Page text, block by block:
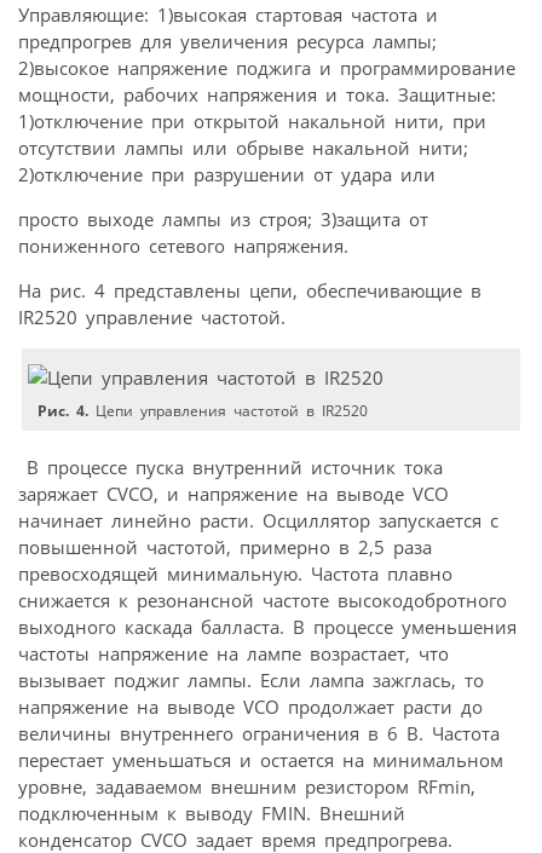
Управляющие: 1)высокая стартовая частота и
предпрогрев для увеличения ресурса лампы;
2)высокое напряжение поджига и программирование
мощности, рабочих напряжения и тока. Защитные:
1)отключение при открытой накальной нити, при
отсутствии лампы или обрыве накальной нити;
2)отключение при разрушении от удара или
просто выходе лампы из строя; 3)защита от
пониженного сетевого напряжения.
На рис. 4 представлены цепи, обеспечивающие в
IR2520 управление частотой.
Рис. 4. Цепи управления частотой в IR2520
В процессе пуска внутренний источник тока
заряжает CVCO, и напряжение на выводе VCO
начинает линейно расти. Осциллятор запускается с
повышенной частотой, примерно в 2,5 раза
превосходящей минимальную. Частота плавно
снижается к резонансной частоте высокодобротного
выходного каскада балласта. В процессе уменьшения
частоты напряжение на лампе возрастает, что
вызывает поджиг лампы. Если лампа зажглась, то
напряжение на выводе VCO продолжает расти до
величины внутреннего ограничения в 6 В. Частота
перестает уменьшаться и остается на минимальном
уровне, задаваемом внешним резистором RFmin,
подключенным к выводу FMIN. Внешний
конденсатор CVCO задает время предпрогрева.